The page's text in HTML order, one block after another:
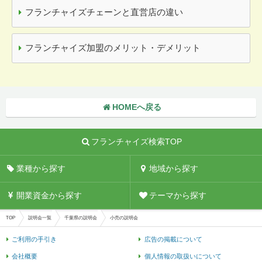
フランチャイズチェーンと直営店の違い
フランチャイズ加盟のメリット・デメリット
HOMEへ戻る
フランチャイズ検索TOP
業種から探す 地域から探す
開業資金から探す テーマから探す
TOP 説明会一覧 千葉県の説明会 小売の説明会
ご利用の手引き 広告の掲載について
会社概要 個人情報の取扱いについて